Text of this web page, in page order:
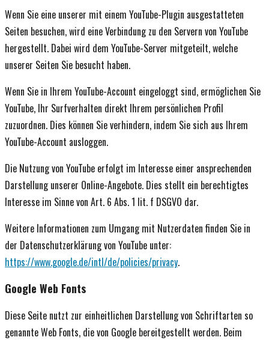
Wenn Sie eine unserer mit einem YouTube-Plugin ausgestatteten
Seiten besuchen, wird eine Verbindung zu den Servern von YouTube
hergestellt. Dabei wird dem YouTube-Server mitgeteilt, welche
unserer Seiten Sie besucht haben.
Wenn Sie in Ihrem YouTube-Account eingeloggt sind, ermöglichen Sie
YouTube, Ihr Surfverhalten direkt Ihrem persönlichen Profil
zuzuordnen. Dies können Sie verhindern, indem Sie sich aus Ihrem
YouTube-Account ausloggen.
Die Nutzung von YouTube erfolgt im Interesse einer ansprechenden
Darstellung unserer Online-Angebote. Dies stellt ein berechtigtes
Interesse im Sinne von Art. 6 Abs. 1 lit. f DSGVO dar.
Weitere Informationen zum Umgang mit Nutzerdaten finden Sie in
der Datenschutzerklärung von YouTube unter:
https://www.google.de/intl/de/policies/privacy.
Google Web Fonts
Diese Seite nutzt zur einheitlichen Darstellung von Schriftarten so
genannte Web Fonts, die von Google bereitgestellt werden. Beim